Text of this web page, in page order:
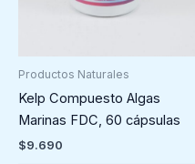
Productos Naturales
Kelp Compuesto Algas
Marinas FDC, 60 cápsulas
$9.690